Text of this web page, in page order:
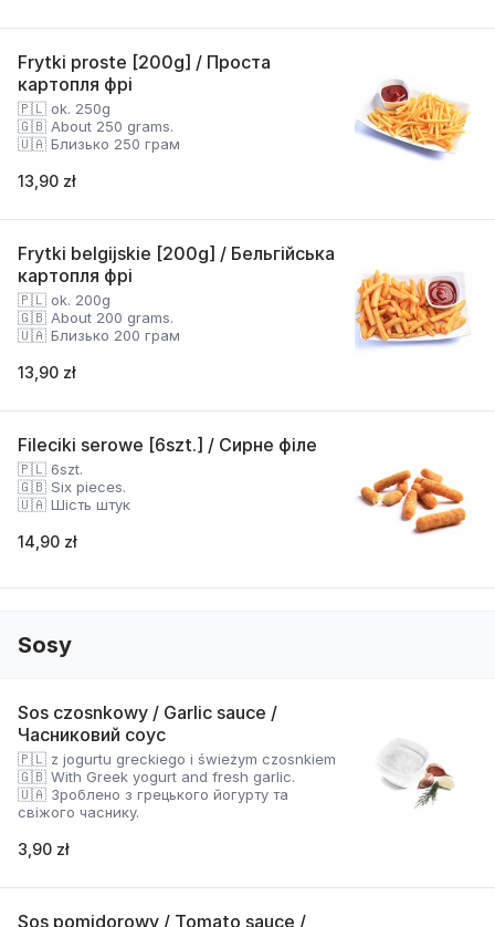
Frytki proste [200g] / Проста
картопля фрі
🇵🇱 ok. 250g
🇬🇧 About 250 grams.
🇺🇦 Близько 250 грам
13,90 zł
Frytki belgijskie [200g] / Бельгійська
картопля фрі
🇵🇱 ok. 200g
🇬🇧 About 200 grams.
🇺🇦 Близько 200 грам
13,90 zł
Fileciki serowe [6szt.] / Сирне філе
🇵🇱 6szt.
🇬🇧 Six pieces.
🇺🇦 Шість штук
14,90 zł
Sosy
Sos czosnkowy / Garlic sauce /
Часниковий соус
🇵🇱 z jogurtu greckiego i świeżym czosnkiem
🇬🇧 With Greek yogurt and fresh garlic.
🇺🇦 Зроблено з грецького йогурту та
свіжого часнику.
3,90 zł
Sos pomidorowy / Tomato sauce /